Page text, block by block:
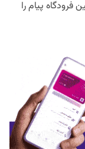
تملک ۵۰ درصد زمین فرودگاه پیام را